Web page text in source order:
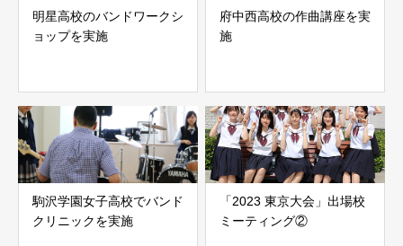
明星高校のバンドワークシ
ョップを実施
府中西高校の作曲講座を実
施
駒沢学園女子高校でバンド
クリニックを実施
「2023 東京大会」出場校
ミーティング②